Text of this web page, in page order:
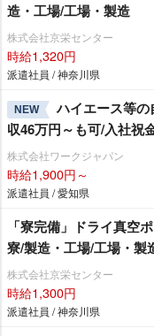
造・工場/工場・製造
株式会社京栄センター
時給1,320円
派遣社員 / 神奈川県
NEW
ハイエース等の
収46万円～も可/入社祝
株式会社ワークジャパン
時給1,900円～
派遣社員 / 愛知県
「寮完備」ドライ真空
寮/製造・工場/工場・製
株式会社京栄センター
時給1,300円
派遣社員 / 神奈川県